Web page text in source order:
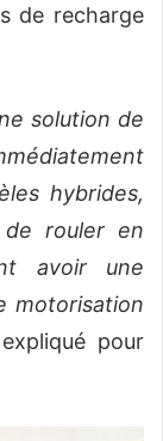
de recharge
solution de
hybrides,
rouler en
avoir une
motorisation
pour